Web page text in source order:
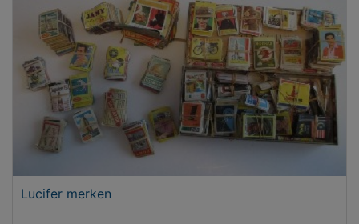
Lucifer merken